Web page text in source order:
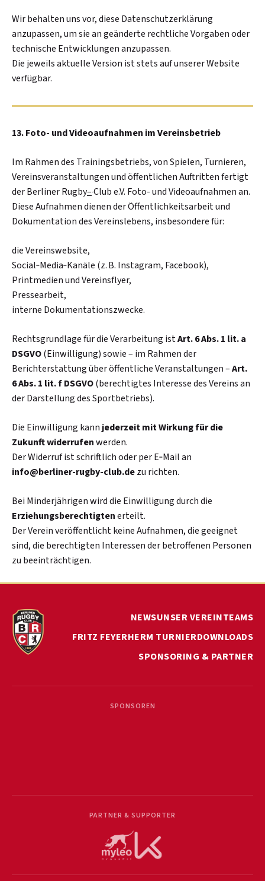
Wir behalten uns vor, diese Datenschutzerklärung
anzupassen, um sie an geänderte rechtliche Vorgaben oder
technische Entwicklungen anzupassen.
Die jeweils aktuelle Version ist stets auf unserer Website
verfügbar.
13. Foto- und Videoaufnahmen im Vereinsbetrieb
Im Rahmen des Trainingsbetriebs, von Spielen, Turnieren,
Vereinsveranstaltungen und öffentlichen Auftritten fertigt
der Berliner Rugby–Club e.V. Foto- und Videoaufnahmen an.
Diese Aufnahmen dienen der Öffentlichkeitsarbeit und
Dokumentation des Vereinslebens, insbesondere für:
die Vereinswebsite,
Social‑Media‑Kanäle (z. B. Instagram, Facebook),
Printmedien und Vereinsflyer,
Pressearbeit,
interne Dokumentationszwecke.
Rechtsgrundlage für die Verarbeitung istArt. 6 Abs. 1 lit. a
DSGVO(Einwilligung) sowie – im Rahmen der
Berichterstattung über öffentliche Veranstaltungen –Art.
6 Abs. 1 lit. f DSGVO(berechtigtes Interesse des Vereins an
der Darstellung des Sportbetriebs).
Die Einwilligung kann jederzeit mit Wirkung für die
Zukunft widerrufenwerden.
Der Widerruf ist schriftlich oder per E‑Mail an
info@berliner-rugby-club.dezu richten.
Bei Minderjährigen wird die Einwilligung durch die
Erziehungsberechtigtenerteilt.
Der Verein veröffentlicht keine Aufnahmen, die geeignet
sind, die berechtigten Interessen der betroffenen Personen
zu beeinträchtigen.
NEWSUNSER VEREINTEAMS
FRITZ FEYERHERM TURNIERDOWNLOADS
SPONSORING & PARTNER
SPONSOREN
PARTNER & SUPPORTER